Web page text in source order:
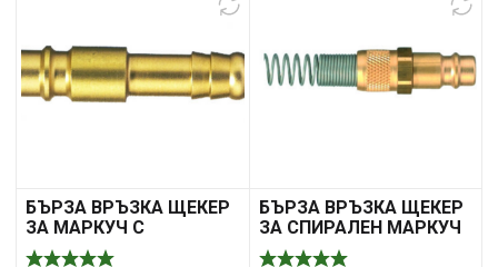
БЪРЗА ВРЪЗКА ЩЕКЕР
ЗА МАРКУЧ С
ВЪТРЕШЕН ДИАМЕТЪР
БЪРЗА ВРЪЗКА ЩЕКЕР
ЗА СПИРАЛЕН МАРКУЧ